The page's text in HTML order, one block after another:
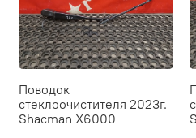
Поводок
стеклоочистителя 2023г.
Shacman X6000